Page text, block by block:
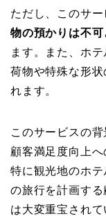
ただし、このサ
物の預かりは不可
ます。また、ホ
荷物や特殊な形
れます。
このサービスの
顧客満足度向上へ
特に観光地のホ
の旅行を計画す
は大変重宝されて